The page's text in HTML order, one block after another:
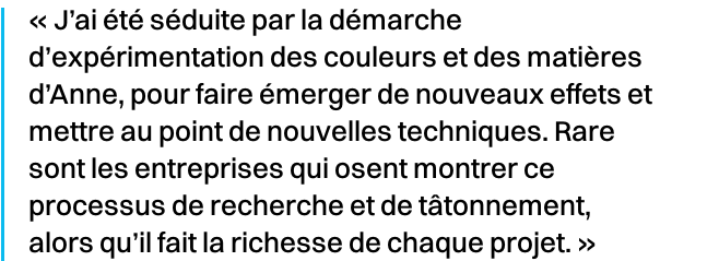
« J’ai été séduite par la démarche
d’expérimentation des couleurs et des matières
d’Anne, pour faire émerger de nouveaux effets et
mettre au point de nouvelles techniques. Rare
sont les entreprises qui osent montrer ce
processus de recherche et de tâtonnement,
alors qu’il fait la richesse de chaque projet. »